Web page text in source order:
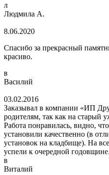
л
Людмила А.
8.06.2020
Спасибо за прекрасный
красиво.
в
Василий
03.02.2016
Заказывал в компании «ИП
родителям, так как на старый
Работа понравилась, видно,
установили качественно (в
установок на кладбище). На
успели к очередной годовщине.
в
Виталий